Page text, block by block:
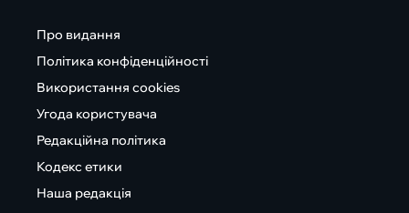
Про видання
Політика конфіденційності
Використання cookies
Угода користувача
Редакційна політика
Кодекс етики
Наша редакція